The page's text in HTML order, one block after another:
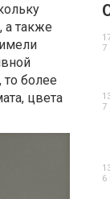
а также
более
цвета
7
7
6